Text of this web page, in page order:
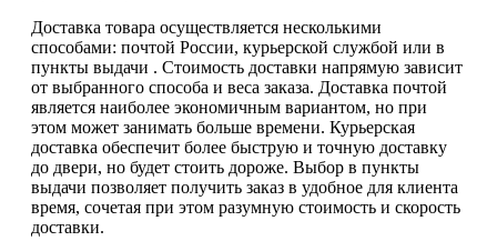
Доставка товара осуществляется несколькими
способами: почтой России, курьерской службой или в
пункты выдачи . Стоимость доставки напрямую зависит
от выбранного способа и веса заказа. Доставка почтой
является наиболее экономичным вариантом, но при
этом может занимать больше времени. Курьерская
доставка обеспечит более быструю и точную доставку
до двери, но будет стоить дороже. Выбор в пункты
выдачи позволяет получить заказ в удобное для клиента
время, сочетая при этом разумную стоимость и скорость
доставки.